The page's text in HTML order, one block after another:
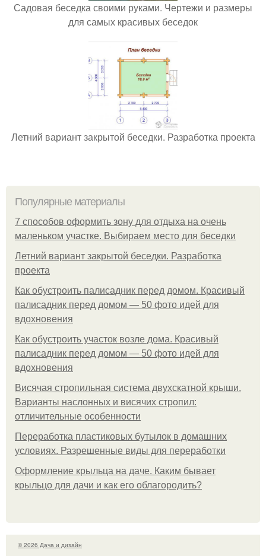
Садовая беседка своими руками. Чертежи и размеры
для самых красивых беседок
Летний вариант закрытой беседки. Разработка проекта
Популярные материалы
7 способов оформить зону для отдыха на очень
маленьком участке. Выбираем место для беседки
Летний вариант закрытой беседки. Разработка
проекта
Как обустроить палисадник перед домом. Красивый
палисадник перед домом — 50 фото идей для
вдохновения
Как обустроить участок возле дома. Красивый
палисадник перед домом — 50 фото идей для
вдохновения
Висячая стропильная система двухскатной крыши.
Варианты наслонных и висячих стропил:
отличительные особенности
Переработка пластиковых бутылок в домашних
условиях. Разрешенные виды для переработки
Оформление крыльца на даче. Каким бывает
крыльцо для дачи и как его облагородить?
© 2026 Дача и дизайн